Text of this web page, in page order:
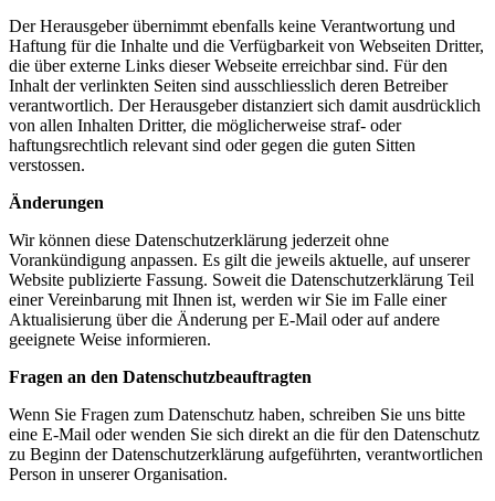
Der Herausgeber übernimmt ebenfalls keine Verantwortung und
Haftung für die Inhalte und die Verfügbarkeit von Webseiten Dritter,
die über externe Links dieser Webseite erreichbar sind. Für den
Inhalt der verlinkten Seiten sind ausschliesslich deren Betreiber
verantwortlich. Der Herausgeber distanziert sich damit ausdrücklich
von allen Inhalten Dritter, die möglicherweise straf- oder
haftungsrechtlich relevant sind oder gegen die guten Sitten
verstossen.
Änderungen
Wir können diese Datenschutzerklärung jederzeit ohne
Vorankündigung anpassen. Es gilt die jeweils aktuelle, auf unserer
Website publizierte Fassung. Soweit die Datenschutzerklärung Teil
einer Vereinbarung mit Ihnen ist, werden wir Sie im Falle einer
Aktualisierung über die Änderung per E-Mail oder auf andere
geeignete Weise informieren.
Fragen an den Datenschutzbeauftragten
Wenn Sie Fragen zum Datenschutz haben, schreiben Sie uns bitte
eine E-Mail oder wenden Sie sich direkt an die für den Datenschutz
zu Beginn der Datenschutzerklärung aufgeführten, verantwortlichen
Person in unserer Organisation.